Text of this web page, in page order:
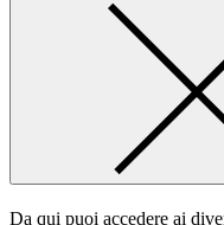
Da qui puoi accedere ai